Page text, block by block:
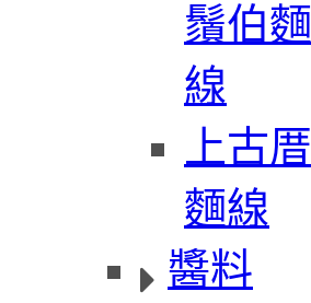
鬚伯麵
線
上古厝
麵線
醬料